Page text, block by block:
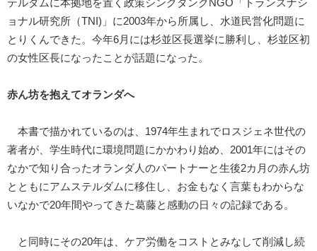
テルダムに本拠地を置く政策シンクタンクNGO「トランスナシ
ョナル研究所（TNI)」に2003年から所属し、水道民営化問題に
とりくんできた。今年6月には杉並区長選挙に勝利し、杉並区初
の女性区長になったことが話題になった。
赤ん坊を抱えてオランダへ
本書で描かれているのは、1974年生まれでロスジェネ世代の
著者が、学生時代に環境問題にかかわり始め、2001年にはその
なかで知り合ったオランダ人のパートナーと生後2カ月の赤ん坊
とともにアムステルダムに移住し、お金もなく言葉もわからな
いなかで20年間やってきた葛藤と感動の日々の記録である。
と同時にその20年は、ケア労働をコストとみなして削減し続